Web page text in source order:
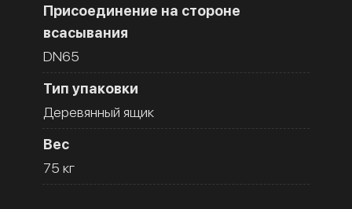
Присоединение на стороне
всасывания
DN65
Тип упаковки
Деревянный ящик
Вес
75 кг